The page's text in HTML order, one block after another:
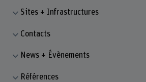
Sites + Infrastructures
Contacts
News + Évènements
Références